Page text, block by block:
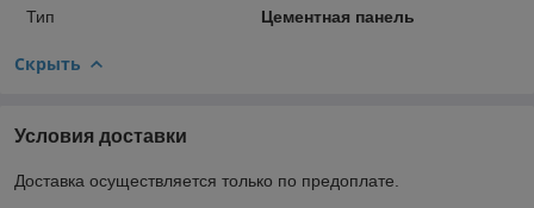
Тип
Цементная панель
Скрыть
Условия доставки
Доставка осуществляется только по предоплате.